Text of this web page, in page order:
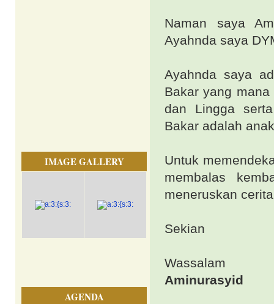
IMAGE GALLERY
AGENDA
Naman saya
Ayahnda saya
Ayahnda saya
Bakar yang
dan Lingga
Bakar adalah
Untuk
membalas
meneruskan
Sekian
Wassalam
Aminurasyid